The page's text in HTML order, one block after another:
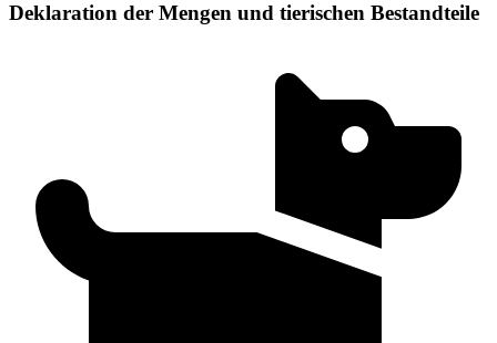
Deklaration der Mengen und tierischen Bestandteile